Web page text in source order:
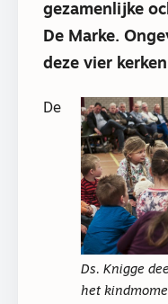
gezamenlijke
De Marke.
deze vier
Ds. Knigge
het
De